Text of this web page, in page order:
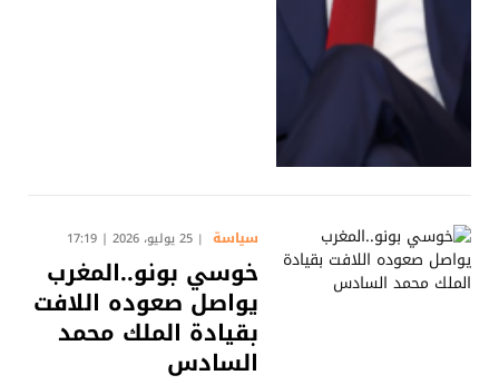
سياسة 25 يوليو، 2026 | 17:19
خوسي بونو..المغرب
يواصل صعوده اللافت
بقيادة الملك محمد
السادس